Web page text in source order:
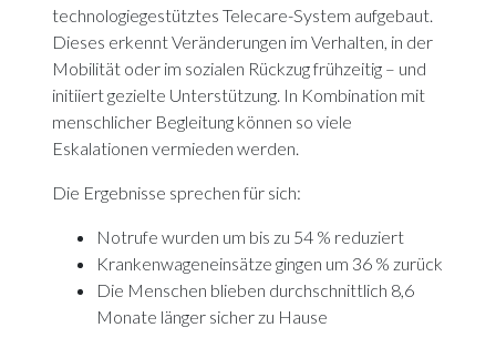
technologiegestütztes Telecare-System aufgebaut.
Dieses erkennt Veränderungen im Verhalten, in der
Mobilität oder im sozialen Rückzug frühzeitig – und
initiiert gezielte Unterstützung. In Kombination mit
menschlicher Begleitung können so viele
Eskalationen vermieden werden.
Die Ergebnisse sprechen für sich:
Notrufe wurden um bis zu 54 % reduziert
Krankenwageneinsätze gingen um 36 % zurück
Die Menschen blieben durchschnittlich 8,6
Monate länger sicher zu Hause